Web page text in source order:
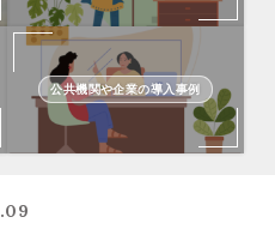
公共機関や企業の導入事例